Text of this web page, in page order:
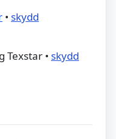
• skydd
Texstar • skydd